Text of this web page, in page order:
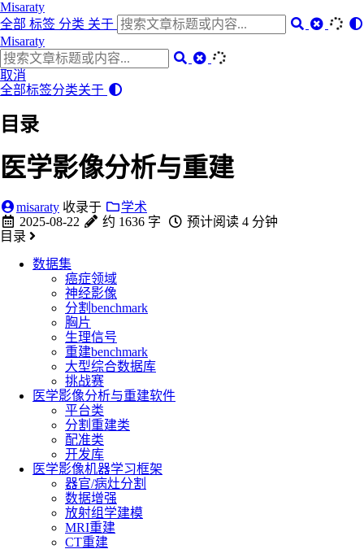
Misaraty
全部 标签 分类 关于
Misaraty
取消
全部标签分类关于
目录
医学影像分析与重建
misaraty 收录于
学术
2025-08-22
约 1636 字
预计阅读 4 分钟
目录
数据集
癌症领域
神经影像
分割benchmark
胸片
生理信号
重建benchmark
大型综合数据库
挑战赛
医学影像分析与重建软件
平台类
分割重建类
配准类
开发库
医学影像机器学习框架
器官/病灶分割
数据增强
放射组学建模
MRI重建
CT重建